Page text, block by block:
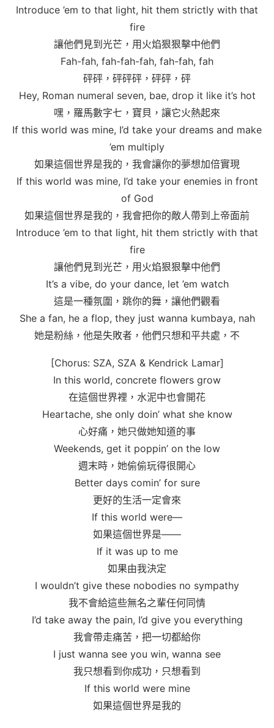
Introduce ’em to that light, hit them strictly with that
fire
讓他們見到光芒，用火焰狠狠擊中他們
Fah-fah, fah-fah-fah, fah-fah, fah
砰砰，砰砰砰，砰砰，砰
Hey, Roman numeral seven, bae, drop it like it’s hot
嘿，羅馬數字七，寶貝，讓它火熱起來
If this world was mine, I’d take your dreams and make
’em multiply
如果這個世界是我的，我會讓你的夢想加倍實現
If this world was mine, I’d take your enemies in front
of God
如果這個世界是我的，我會把你的敵人帶到上帝面前
Introduce ’em to that light, hit them strictly with that
fire
讓他們見到光芒，用火焰狠狠擊中他們
It’s a vibe, do your dance, let ’em watch
這是一種氛圍，跳你的舞，讓他們觀看
She a fan, he a flop, they just wanna kumbaya, nah
她是粉絲，他是失敗者，他們只想和平共處，不
[Chorus: SZA, SZA & Kendrick Lamar]
In this world, concrete flowers grow
在這個世界裡，水泥中也會開花
Heartache, she only doin’ what she know
心好痛，她只做她知道的事
Weekends, get it poppin’ on the low
週末時，她偷偷玩得很開心
Better days comin’ for sure
更好的生活一定會來
If this world were—
如果這個世界是——
If it was up to me
如果由我決定
I wouldn’t give these nobodies no sympathy
我不會給這些無名之輩任何同情
I’d take away the pain, I’d give you everything
我會帶走痛苦，把一切都給你
I just wanna see you win, wanna see
我只想看到你成功，只想看到
If this world were mine
如果這個世界是我的